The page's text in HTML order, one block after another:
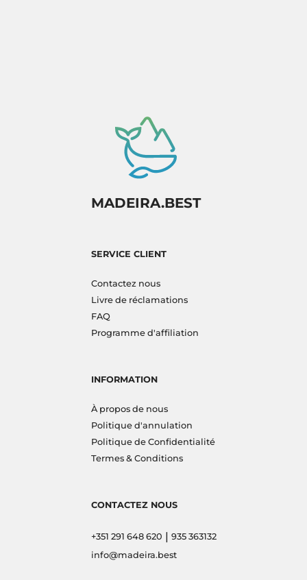
MADEIRA.BEST
SERVICE CLIENT
Contactez nous
Livre de réclamations
FAQ
Programme d'affiliation
INFORMATION
À propos de nous
Politique d'annulation
Politique de Confidentialité
Termes & Conditions
CONTACTEZ NOUS
+351 291 648 620 | 935 363132
info@madeira.best